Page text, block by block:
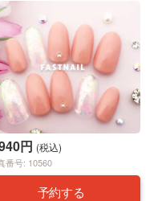
円 (税込)
番号: 10560
予約する